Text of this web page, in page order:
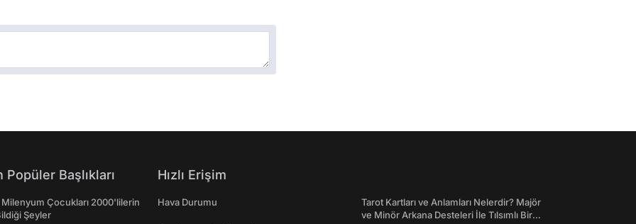
Popüler Başlıkları
Milenyum Çocukları 2000'lilerin
Şeyler
Hızlı Erişim
Hava Durumu
Tarot Kartları ve Anlamları Nelerdir? Majör
ve Minör Arkana Desteleri İle Tılsımlı Bir